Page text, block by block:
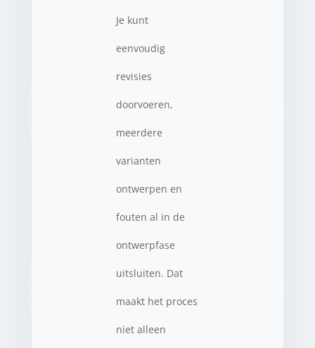
Je kunt
eenvoudig
revisies
doorvoeren,
meerdere
varianten
ontwerpen en
fouten al in de
ontwerpfase
uitsluiten. Dat
maakt het proces
niet alleen